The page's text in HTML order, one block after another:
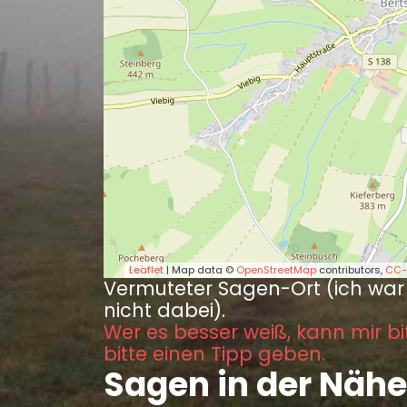
Leaflet | Map data © OpenStreetMap contributors,CC-
Vermuteter Sagen-Ort (ich
nicht dabei).
Wer es besser weiß, kann mir
bitte einen Tipp geben.
Sagen in der Nähe